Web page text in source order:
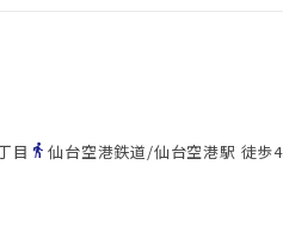
目 directions_walk仙台空港鉄道/仙台空港駅 徒歩